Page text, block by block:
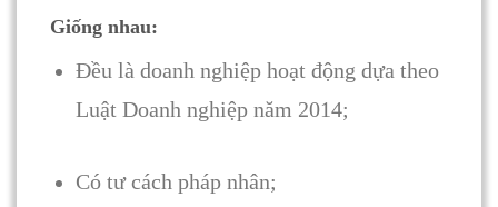
Giống nhau:
Đều là doanh nghiệp hoạt động dựa theo
Luật Doanh nghiệp năm 2014;
Có tư cách pháp nhân;